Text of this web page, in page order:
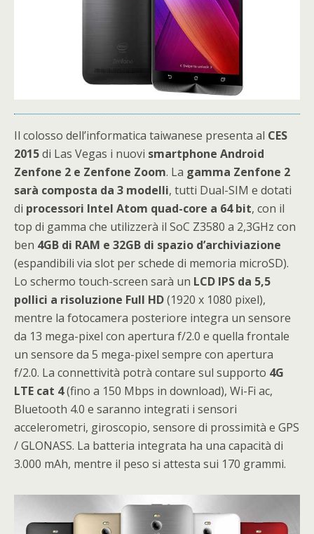
Il colosso dell’informatica taiwanese presenta al CES
2015di Las Vegas i nuovi smartphone Android
Zenfone 2 e Zenfone Zoom. La gamma Zenfone 2
sarà composta da 3 modelli, tutti Dual-SIM e dotati
di processori Intel Atom quad-core a 64 bit, con il
top di gamma che utilizzerà il SoC Z3580 a 2,3GHz con
ben 4GB di RAM e 32GB di spazio d’archiviazione
(espandibili via slot per schede di memoria microSD).
Lo schermo touch-screen sarà un LCD IPS da 5,5
pollici a risoluzione Full HD(1920 x 1080 pixel),
mentre la fotocamera posteriore integra un sensore
da 13 mega-pixel con apertura f/2.0 e quella frontale
un sensore da 5 mega-pixel sempre con apertura
f/2.0. La connettività potrà contare sul supporto 4G
LTE cat 4(fino a 150 Mbps in download), Wi-Fi ac,
Bluetooth 4.0 e saranno integrati i sensori
accelerometri, giroscopio, sensore di prossimità e GPS
/ GLONASS. La batteria integrata ha una capacità di
3.000 mAh, mentre il peso si attesta sui 170 grammi.